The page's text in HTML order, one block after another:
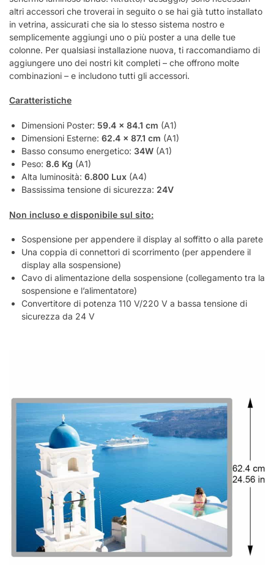
altri accessori che troverai in seguito o se hai già tutto installato
in vetrina, assicurati che sia lo stesso sistema nostro e
semplicemente aggiungi uno o più poster a una delle tue
colonne. Per qualsiasi installazione nuova, ti raccomandiamo di
aggiungere uno dei nostri kit completi – che offrono molte
combinazioni – e includono tutti gli accessori.
Caratteristiche
Dimensioni Poster: 59.4 x 84.1 cm (A1)
Dimensioni Esterne: 62.4 x 87.1 cm (A1)
Basso consumo energetico: 34W (A1)
Peso: 8.6 Kg (A1)
Alta luminosità: 6.800 Lux (A4)
Bassissima tensione di sicurezza: 24V
Non incluso e disponibile sul sito:
Sospensione per appendere il display al soffitto o alla parete
Una coppia di connettori di scorrimento (per appendere il
display alla sospensione)
Cavo di alimentazione della sospensione (collegamento tra la
sospensione e l’alimentatore)
Convertitore di potenza 110 V/220 V a bassa tensione di
sicurezza da 24 V